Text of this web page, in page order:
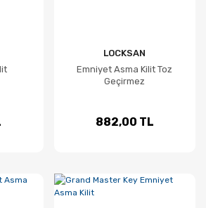
LOCKSAN
Emniyet Asma Kilit Toz
Geçirmez
882,00 TL